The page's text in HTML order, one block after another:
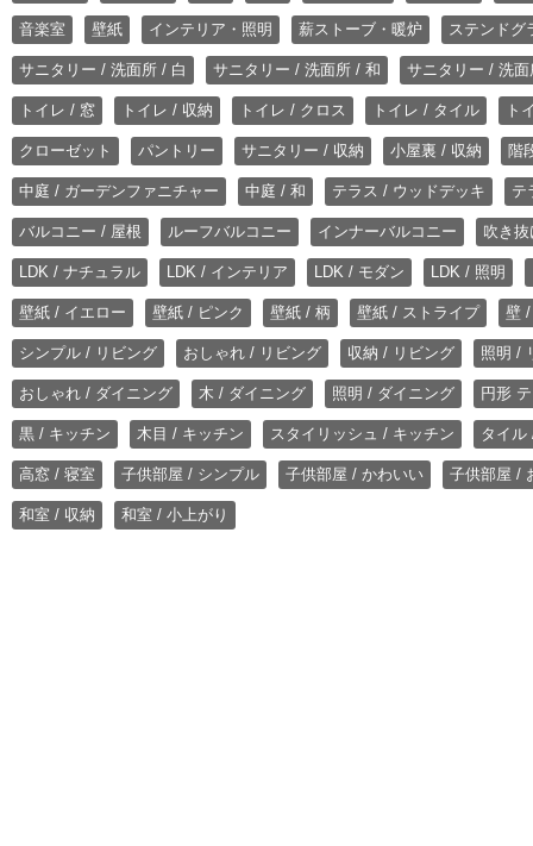
音楽室 壁紙 インテリア・照明 薪ストーブ・暖炉 ステンドグ
サニタリー / 洗面所 / 白 サニタリー / 洗面所 / 和 サニタリー / 洗
トイレ / 窓 トイレ / 収納 トイレ / クロス トイレ / タイル ト
クローゼット パントリー サニタリー / 収納 小屋裏 / 収納 階
中庭 / ガーデンファニチャー 中庭 / 和 テラス / ウッドデッキ テ
バルコニー / 屋根 ルーフバルコニー インナーバルコニー 吹き
LDK / ナチュラル LDK / インテリア LDK / モダン LDK / 照明
壁紙 / イエロー 壁紙 / ピンク 壁紙 / 柄 壁紙 / ストライプ 壁
シンプル / リビング おしゃれ / リビング 収納 / リビング 照明 /
おしゃれ / ダイニング 木 / ダイニング 照明 / ダイニング 円形
黒 / キッチン 木目 / キッチン スタイリッシュ / キッチン タイル
高窓 / 寝室 子供部屋 / シンプル 子供部屋 / かわいい 子供部屋 /
和室 / 収納 和室 / 小上がり